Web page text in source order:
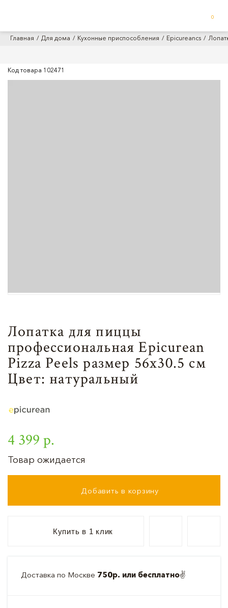
0
Главная Для дома Кухонные приспособления Epicureancs
Код товара 102471
Лопатка для пиццы
профессиональная Epicurean
Pizza Peels размер 56x30.5 см
Цвет: натуральный
4 399 р.
Товар ожидается
Добавить в корзину
Купить в 1 клик
Доставка по Москве 750р. или бесплатно✌️